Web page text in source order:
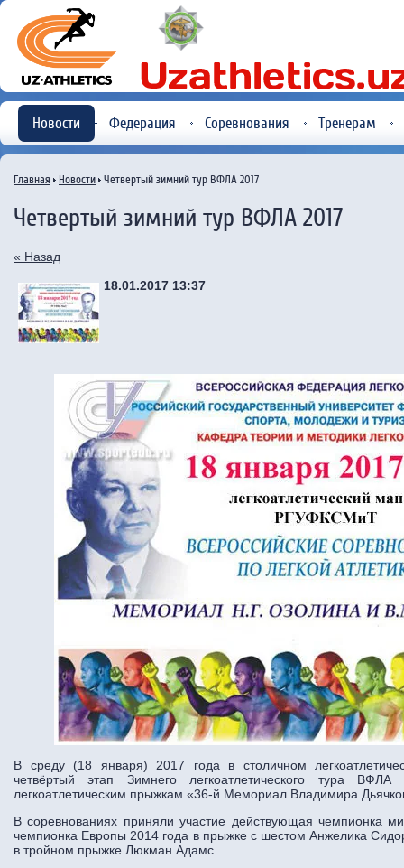
Новости Федерация Соревнования Тренерам
Главная Новости Четвертый зимний тур ВФЛА 2017
Четвертый зимний тур ВФЛА 2017
« Назад
18.01.2017 13:37
В среду (18 января) 2017 года в столичном
четвёртый этап Зимнего легкоатлетического тура
легкоатлетическим прыжкам «36-й Мемориал Владимира
В соревнованиях приняли участие действующая чемпионка
чемпионка Европы 2014 года в прыжке с шестом Анжелика
в тройном прыжке Люкман Адамс.